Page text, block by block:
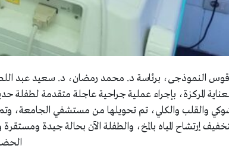
النموذجى، برئاسة د. محمد رمضان، د. سعيد عبد
والقلب والكلي، تم تحويلها من مستشفي الجامعة،
إرتشاح المياه بالمخ، والطفلة الآن بحالة جيدة